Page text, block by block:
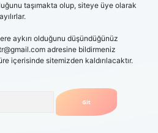
taşımakta olup, siteye üye olarak
aykırı olduğunu düşündüğünüz
adresine bildirmeniz
içerisinde sitemizden kaldırılacaktır.